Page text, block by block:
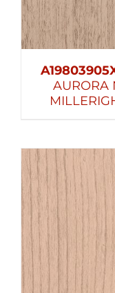
AURORA